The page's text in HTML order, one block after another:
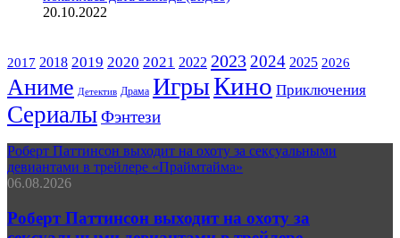
20.10.2022
2017 2018 2019 2020 2021 2022 2023 2024 2025 2026
Аниме Детектив Драма ИгрыКино Приключения
СериалыФэнтези
Роберт Паттинсон выходит на охоту за сексуальными
девиантами в трейлере «Праймтайма»
06.08.2026
Роберт Паттинсон выходит на охоту за